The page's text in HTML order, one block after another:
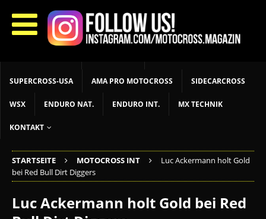
START LIVETIMING MX NEWS MX YOUTH
MX WOMEN MXGP ADAC MX MASTERS MOTOCROSS INT
SUPERCROSS-USA AMA PRO MOTOCROSS SIDECARCROSS
WSX ENDURO NAT. ENDURO INT. MX TECHNIK
KONTAKT
STARTSEITE MOTOCROSS INT
Luc Ackermann holt Gold
bei Red Bull Dirt Diggers
Luc Ackermann holt Gold bei Red